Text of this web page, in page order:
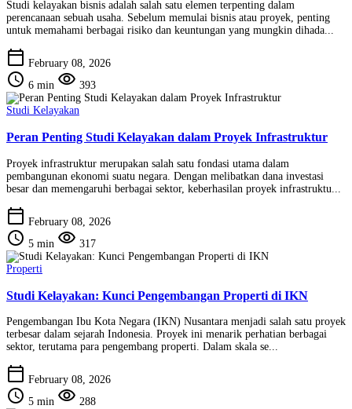
Studi kelayakan bisnis adalah salah satu elemen terpenting dalam
perencanaan sebuah usaha. Sebelum memulai bisnis atau proyek, penting
untuk memahami berbagai risiko dan keuntungan yang mungkin dihada...
calendar_today February 08, 2026
schedule 6 min visibility 393
Studi Kelayakan
Peran Penting Studi Kelayakan dalam Proyek Infrastruktur
Proyek infrastruktur merupakan salah satu fondasi utama dalam
pembangunan ekonomi suatu negara. Dengan melibatkan dana investasi
besar dan memengaruhi berbagai sektor, keberhasilan proyek infrastruktu...
calendar_today February 08, 2026
schedule 5 min visibility 317
Properti
Studi Kelayakan: Kunci Pengembangan Properti di IKN
Pengembangan Ibu Kota Negara (IKN) Nusantara menjadi salah satu proyek
terbesar dalam sejarah Indonesia. Proyek ini menarik perhatian berbagai
sektor, terutama para pengembang properti. Dalam skala se...
calendar_today February 08, 2026
schedule 5 min visibility 288